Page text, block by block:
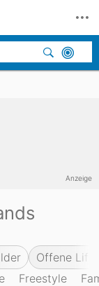
Offene
Freestyle
Anzeige